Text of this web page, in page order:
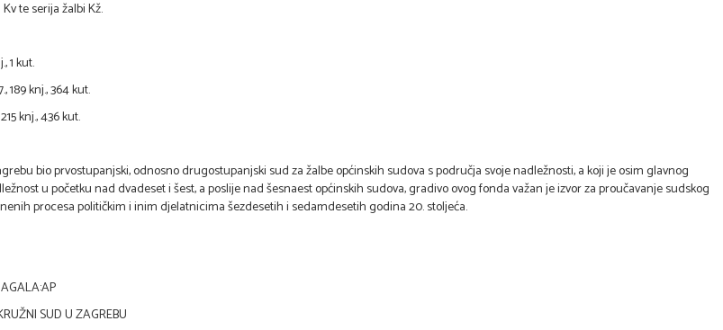
te serija žalbi Kž.
1 kut.
189 knj., 364 kut.
knj., 436 kut.
bio prvostupanjski, odnosno drugostupanjski sud za žalbe općinskih sudova s područja svoje nadležnosti, a koji je osim glavnog
u početku nad dvadeset i šest, a poslije nad šesnaest općinskih sudova, gradivo ovog fonda važan je izvor za proučavanje sudskog
procesa političkim i inim djelatnicima šezdesetih i sedamdesetih godina 20. stoljeća.
SUD U ZAGREBU